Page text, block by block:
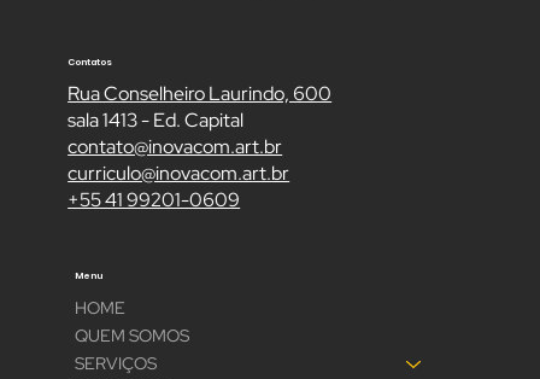
Menu
HOME
QUEM SOMOS
SERVIÇOS
Contatos
Rua Conselheiro Laurindo, 600
sala 1413 - Ed. Capital
contato@inovacom.art.br
curriculo@inovacom.art.br
+55 41 99201-0609